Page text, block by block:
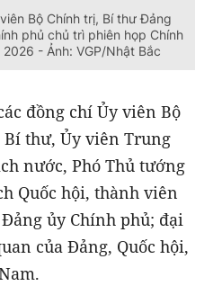
Bộ Chính trị, Bí thư Đảng
phủ chủ trì phiên họp Chính
- Ảnh: VGP/Nhật Bắc
đồng chí Ủy viên Bộ
thư, Ủy viên Trung
nước, Phó Thủ tướng
Quốc hội, thành viên
ủy Chính phủ; đại
của Đảng, Quốc hội,